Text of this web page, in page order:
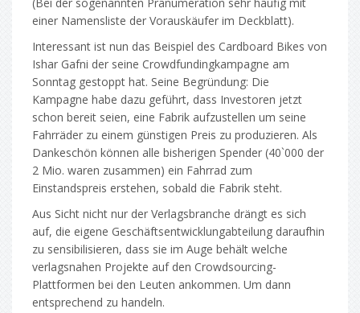
einer Namensliste der Vorauskäufer im Deckblatt).
Interessant ist nun das Beispiel des Cardboard Bikes von
Ishar Gafni der seine Crowdfundingkampagne am
Sonntag gestoppt hat. Seine Begründung: Die
Kampagne habe dazu geführt, dass Investoren jetzt
schon bereit seien, eine Fabrik aufzustellen um seine
Fahrräder zu einem günstigen Preis zu produzieren. Als
Dankeschön können alle bisherigen Spender (40`000 der
2 Mio. waren zusammen) ein Fahrrad zum
Einstandspreis erstehen, sobald die Fabrik steht.
Aus Sicht nicht nur der Verlagsbranche drängt es sich
auf, die eigene Geschäftsentwicklungabteilung daraufhin
zu sensibilisieren, dass sie im Auge behält welche
verlagsnahen Projekte auf den Crowdsourcing-
Plattformen bei den Leuten ankommen. Um dann
entsprechend zu handeln.